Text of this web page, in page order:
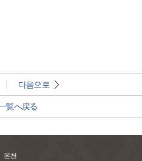
다음으로
覧へ戻る
온천